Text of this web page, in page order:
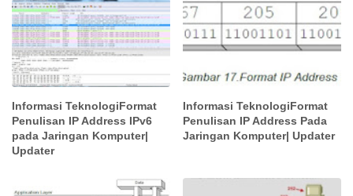
Informasi TeknologiFormat
Penulisan IP Address IPv6
pada Jaringan Komputer|
Updater
Informasi TeknologiFormat
Penulisan IP Address Pada
Jaringan Komputer| Updater